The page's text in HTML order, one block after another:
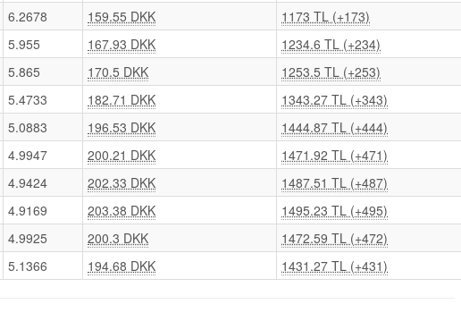
6.2678 159.55 DKK
1173 TL (+173)
5.955 167.93 DKK
1234.6 TL (+234)
5.865 170.5 DKK
1253.5 TL (+253)
5.4733 182.71 DKK
1343.27 TL (+343)
5.0883 196.53 DKK
1444.87 TL (+444)
4.9947 200.21 DKK
1471.92 TL (+471)
4.9424 202.33 DKK
1487.51 TL (+487)
4.9169 203.38 DKK
1495.23 TL (+495)
4.9925 200.3 DKK
1472.59 TL (+472)
5.1366 194.68 DKK 1431.27 TL (+431)